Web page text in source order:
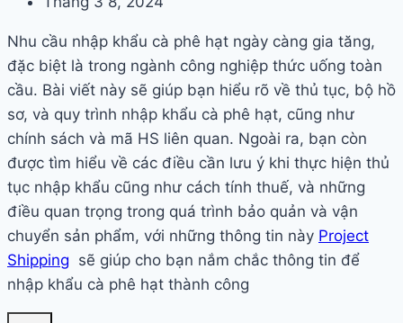
Nhu cầu nhập khẩu cà phê hạt ngày càng gia tăng,
đặc biệt là trong ngành công nghiệp thức uống toàn
cầu. Bài viết này sẽ giúp bạn hiểu rõ về thủ tục, bộ hồ
sơ, và quy trình nhập khẩu cà phê hạt, cũng như
chính sách và mã HS liên quan. Ngoài ra, bạn còn
được tìm hiểu về các điều cần lưu ý khi thực hiện thủ
tục nhập khẩu cũng như cách tính thuế, và những
điều quan trọng trong quá trình bảo quản và vận
chuyển sản phẩm, với những thông tin này Project
Shipping sẽ giúp cho bạn nắm chắc thông tin để
nhập khẩu cà phê hạt thành công